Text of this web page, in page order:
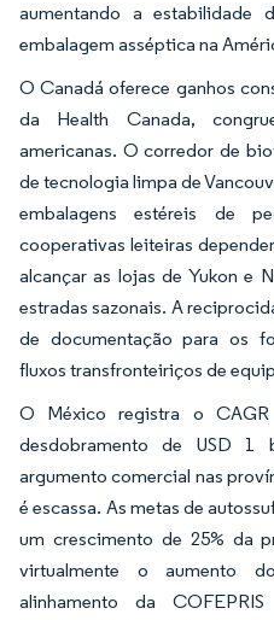
aumentando a estabilidade
embalagem asséptica na
O Canadá oferece ganhos
da Health Canada,
americanas. O corredor de
de tecnologia limpa de
embalagens estéreis de
cooperativas leiteiras
alcançar as lojas de Yukon e
estradas sazonais. A
de documentação para os
fluxos transfronteiriços de
O México registra o
desdobramento de USD 1
argumento comercial nas
é escassa. As metas de
um crescimento de 25% da
virtualmente o aumento
alinhamento da